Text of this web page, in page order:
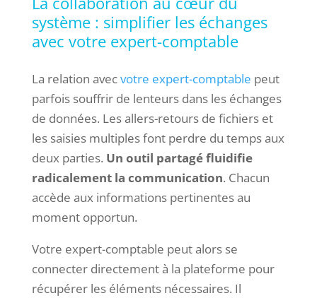
système : simplifier les échanges
avec votre expert-comptable
La relation avecvotre expert-comptable peut
parfois souffrir de lenteurs dans les échanges
de données. Les allers-retours de fichiers et
les saisies multiples font perdre du temps aux
deux parties. Un outil partagé fluidifie
radicalement la communication. Chacun
accède aux informations pertinentes au
moment opportun.
Votre expert-comptable peut alors se
connecter directement à la plateforme pour
récupérer les éléments nécessaires. Il